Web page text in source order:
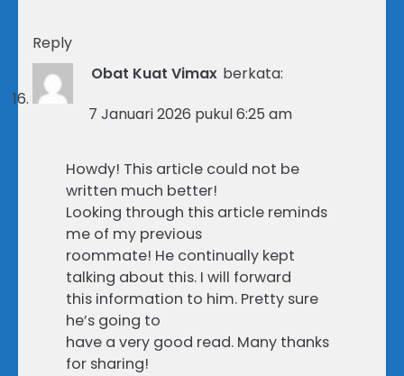
Reply
Obat Kuat Vimax berkata:
7 Januari 2026 pukul 6:25 am
Howdy! This article could not be
written much better!
Looking through this article reminds
me of my previous
roommate! He continually kept
talking about this. I will forward
this information to him. Pretty sure
he’s going to
have a very good read. Many thanks
for sharing!